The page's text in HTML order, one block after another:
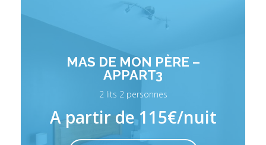
MAS DE MON PÈRE –
APPART3
2 lits 2 personnes
A partir de 115€/nuit